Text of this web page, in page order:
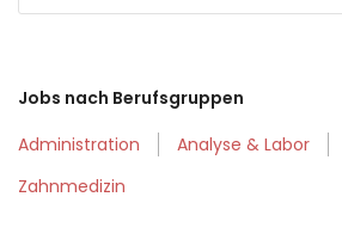
Jobs nach Berufsgruppen
Administration
Analyse & Labor
Zahnmedizin